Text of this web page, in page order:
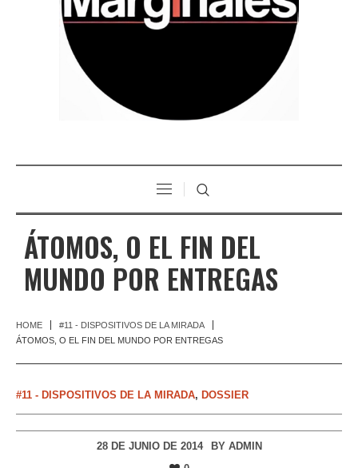
ÁTOMOS, O EL FIN DEL
MUNDO POR ENTREGAS
HOME
#11 - DISPOSITIVOS DE LA MIRADA
ÁTOMOS, O EL FIN DEL MUNDO POR ENTREGAS
#11 - DISPOSITIVOS DE LA MIRADA, DOSSIER
28 DE JUNIO DE 2014 BY ADMIN